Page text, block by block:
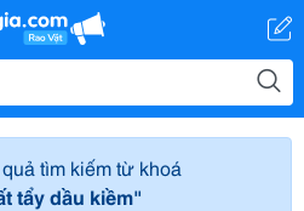
tìm kiếm từ khoá
tẩy dầu kiềm"